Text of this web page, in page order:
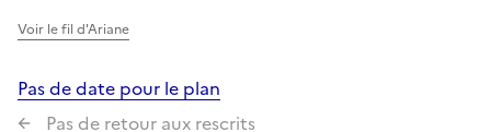
Voir le fil d'Ariane
Pas de date pour le plan
Pas de retour aux rescrits